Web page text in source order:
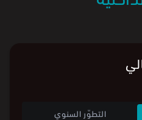
التطوّر السنوي